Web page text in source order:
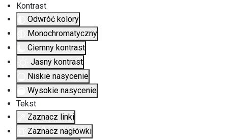
Kontrast
Odwróć kolory
Monochromatyczny
Ciemny kontrast
Jasny kontrast
Niskie nasycenie
Wysokie nasycenie
Tekst
Zaznacz linki
Zaznacz nagłówki